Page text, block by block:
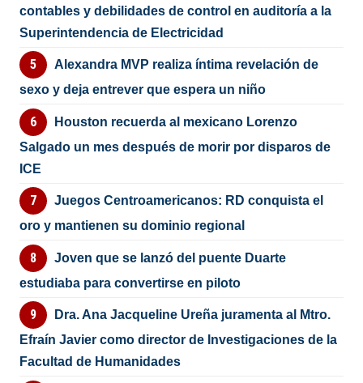
contables y debilidades de control en auditoría a la
Superintendencia de Electricidad
Alexandra MVP realiza íntima revelación de
sexo y deja entrever que espera un niño
Houston recuerda al mexicano Lorenzo
Salgado un mes después de morir por disparos de
ICE
Juegos Centroamericanos: RD conquista el
oro y mantienen su dominio regional
Joven que se lanzó del puente Duarte
estudiaba para convertirse en piloto
Dra. Ana Jacqueline Ureña juramenta al Mtro.
Efraín Javier como director de Investigaciones de la
Facultad de Humanidades